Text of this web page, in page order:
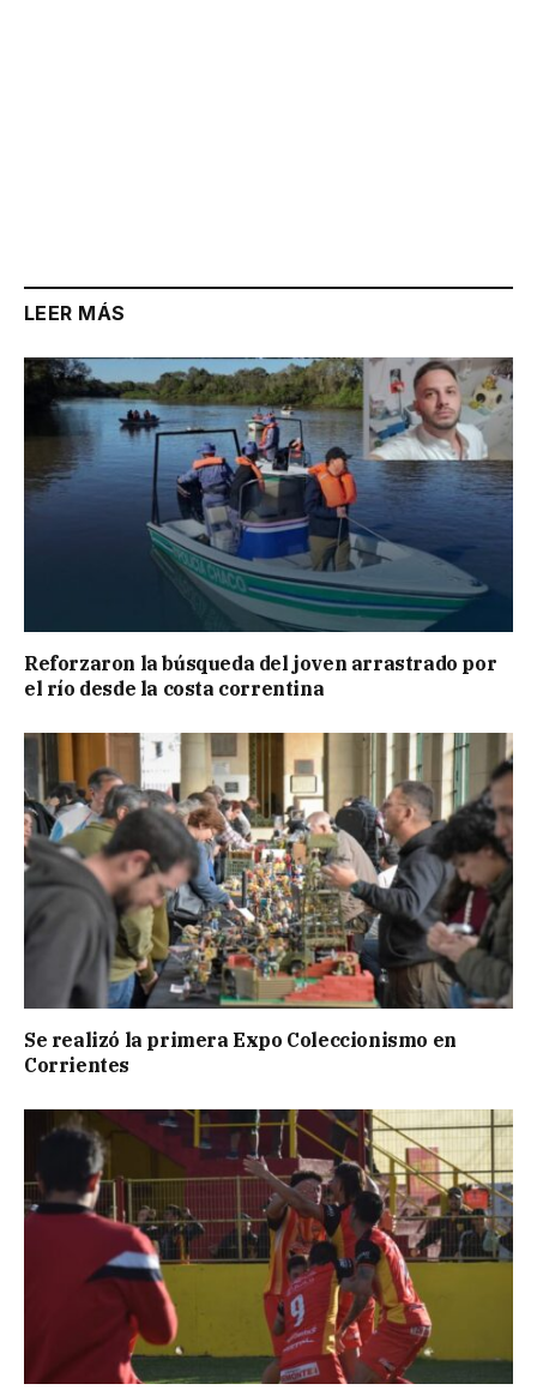
LEER MÁS
Reforzaron la búsqueda del joven arrastrado por
el río desde la costa correntina
Se realizó la primera Expo Coleccionismo en
Corrientes